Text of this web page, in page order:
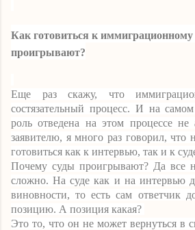
Как готовиться к иммиграционному
проигрывают?
Еще раз скажу, что
состязательный процесс. И на
роль отведена на этом процессе не
заявителю, я много раз говорил, что
готовиться как к интервью, так и к
Почему суды проигрывают? Да все
сложно. На суде как и на интервью
виновности, то есть сам ответчик
позицию. А позиция какая?
Это то, что он не может вернуться в